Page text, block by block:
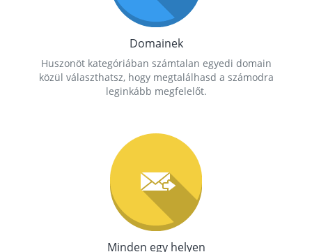
Domainek
Huszonöt kategóriában számtalan egyedi domain
közül választhatsz, hogy megtalálhasd a számodra
leginkább megfelelőt.
Minden egy helyen